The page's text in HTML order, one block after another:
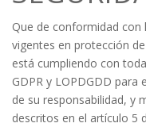
Que de conformidad
vigentes en protección
está cumpliendo con
GDPR y LOPDGDD
de su responsabilidad, y
descritos en el artículo 5